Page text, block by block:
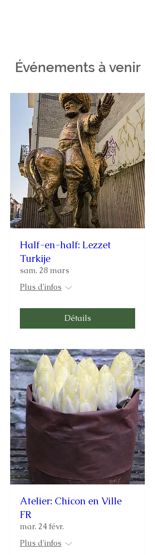
Événements à venir
Half-en-half: Lezzet
Turkije
sam. 28 mars
Plus d'infos
Détails
Atelier: Chicon en Ville
FR
mar. 24 févr.
Plus d'infos